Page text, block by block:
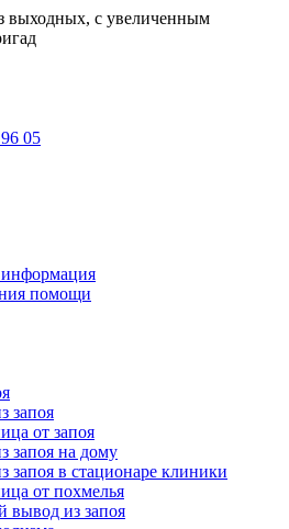
выходных, с увеличенным
05
помощи
запоя
от запоя
запоя на дому
запоя в стационаре клиники
от похмелья
вывод из запоя